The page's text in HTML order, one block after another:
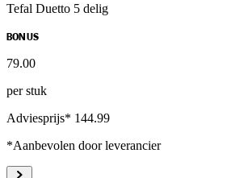
Tefal Duetto 5 delig
BONUS
79.00
per stuk
Adviesprijs* 144.99
*Aanbevolen door leverancier